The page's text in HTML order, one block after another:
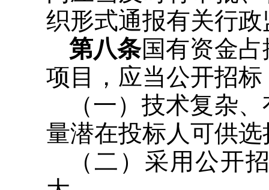
织形式通报有关行
第八条国有资金
项目，应当公开招
（一）技术复杂
量潜在投标人可供选
（二）采用公开